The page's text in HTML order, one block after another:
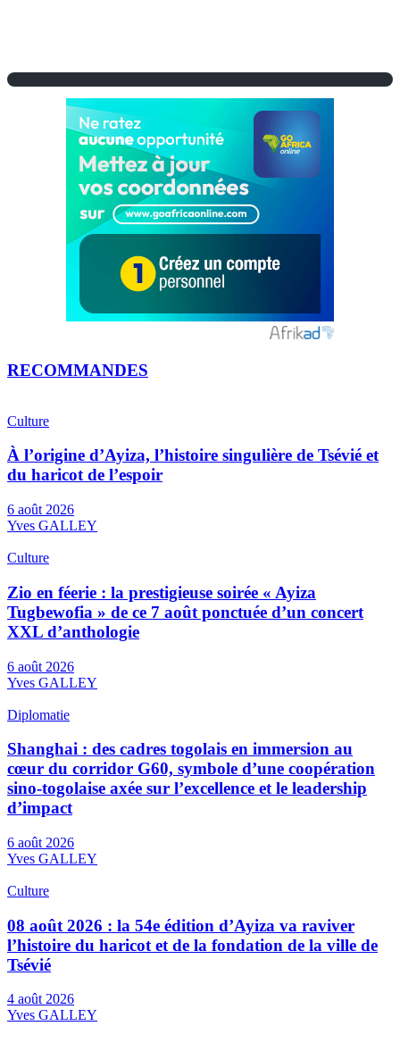
RECOMMANDES
Culture
À l’origine d’Ayiza, l’histoire singulière de Tsévié et
du haricot de l’espoir
6 août 2026
Yves GALLEY
Culture
Zio en féerie : la prestigieuse soirée « Ayiza
Tugbewofia » de ce 7 août ponctuée d’un concert
XXL d’anthologie
6 août 2026
Yves GALLEY
Diplomatie
Shanghai : des cadres togolais en immersion au
cœur du corridor G60, symbole d’une coopération
sino-togolaise axée sur l’excellence et le leadership
d’impact
6 août 2026
Yves GALLEY
Culture
08 août 2026 : la 54e édition d’Ayiza va raviver
l’histoire du haricot et de la fondation de la ville de
Tsévié
4 août 2026
Yves GALLEY